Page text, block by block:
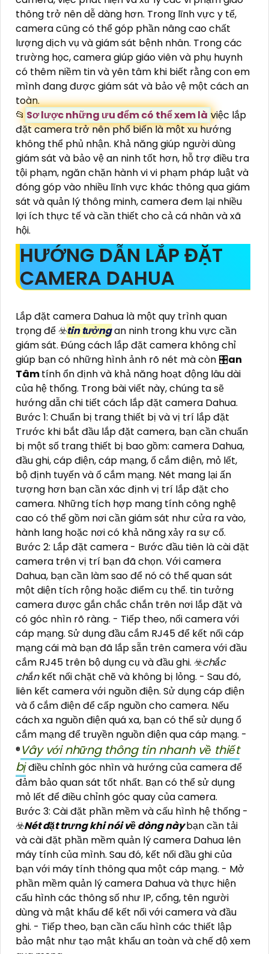
thông trở nên dễ dàng hơn. Trong lĩnh vực y tế,
camera cũng có thể góp phần nâng cao chất
lượng dịch vụ và giám sát bệnh nhân. Trong các
trường học, camera giúp giáo viên và phụ huynh
có thêm niềm tin và yên tâm khi biết rằng con em
mình đang được giám sát và bảo vệ một cách an
toàn.
📂 Sơ lược những ưu đểm có thể xem là việc lắp
đặt camera trở nên phổ biến là một xu hướng
không thể phủ nhận. Khả năng giúp người dùng
giám sát và bảo vệ an ninh tốt hơn, hỗ trợ điều tra
tội phạm, ngăn chặn hành vi vi phạm pháp luật và
đóng góp vào nhiều lĩnh vực khác thông qua giám
sát và quản lý thông minh, camera đem lại nhiều
lợi ích thực tế và cần thiết cho cả cá nhân và xã
hội.
HƯỚNG DẪN LẮP ĐẶT
CAMERA DAHUA
Lắp đặt camera Dahua là một quy trình quan
trọng để ☣️tin tưởngan ninh trong khu vực cần
giám sát. Đúng cách lắp đặt camera không chỉ
giúp bạn có những hình ảnh rõ nét mà còn 🎛an
Tâmtính ổn định và khả năng hoạt động lâu dài
của hệ thống. Trong bài viết này, chúng ta sẽ
hướng dẫn chi tiết cách lắp đặt camera Dahua.
Bước 1: Chuẩn bị trang thiết bị và vị trí lắp đặt
Trước khi bắt đầu lắp đặt camera, bạn cần chuẩn
bị một số trang thiết bị bao gồm: camera Dahua,
đầu ghi, cáp điện, cáp mạng, ổ cắm điện, mỏ lết,
bộ định tuyến và ổ cắm mạng. Nét mang lại ấn
tượng hơn bạn cần xác định vị trí lắp đặt cho
camera. Những tích hợp mang tính công nghệ
cao có thể gồm nơi cần giám sát như cửa ra vào,
hành lang hoặc nơi có khả năng xảy ra sự cố.
Bước 2: Lắp đặt camera - Bước đầu tiên là cài đặt
camera trên vị trí bạn đã chọn. Với camera
Dahua, bạn cần làm sao để nó có thể quan sát
một diện tích rộng hoặc điểm cụ thể. tin tưởng
camera được gắn chắc chắn trên nơi lắp đặt và
có góc nhìn rõ ràng. - Tiếp theo, nối camera với
cáp mạng. Sử dụng đầu cắm RJ45 để kết nối cáp
mạng cái mà bạn đã lắp sẵn trên camera với đầu
cắm RJ45 trên bộ dụng cụ và đầu ghi. ☣️chắc
chắnkết nối chặt chẽ và không bị lỏng. - Sau đó,
liên kết camera với nguồn điện. Sử dụng cáp điện
và ổ cắm điện để cấp nguồn cho camera. Nếu
cách xa nguồn điện quá xa, bạn có thể sử dụng ổ
cắm mạng để truyền nguồn điện qua cáp mạng. -
®️Vây với những thông tin nhanh về thiết
bịđiều chỉnh góc nhìn và hướng của camera để
đảm bảo quan sát tốt nhất. Bạn có thể sử dụng
mỏ lết để điều chỉnh góc quay của camera.
Bước 3: Cài đặt phần mềm và cấu hình hệ thống -
☣️Nét đặt trưng khi nói về dòng nàybạn cần tải
và cài đặt phần mềm quản lý camera Dahua lên
máy tính của mình. Sau đó, kết nối đầu ghi của
bạn với máy tính thông qua một cáp mạng. - Mở
phần mềm quản lý camera Dahua và thực hiện
cấu hình các thông số như IP, cổng, tên người
dùng và mật khẩu để kết nối với camera và đầu
ghi. - Tiếp theo, bạn cần cấu hình các thiết lập
bảo mật như tạo mật khẩu an toàn và chế độ xem